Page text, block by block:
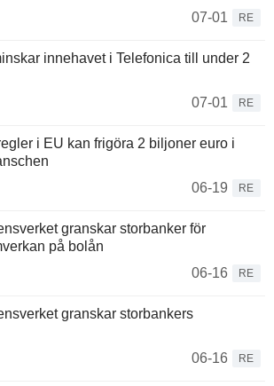
07-01
RE
innehavet i Telefonica till under 2
07-01
RE
i EU kan frigöra 2 biljoner euro i
06-19
RE
granskar storbanker för
på bolån
06-16
RE
granskar storbankers
06-16
RE